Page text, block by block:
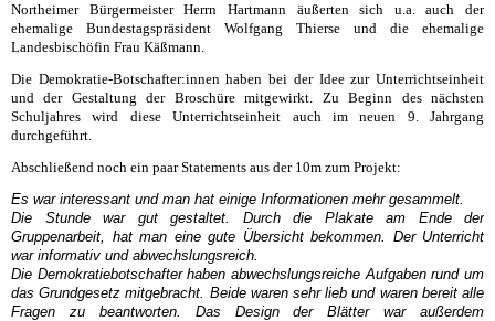
Northeimer Bürgermeister Herrn Hartmann äußerten sich u.a. auch der
ehemalige Bundestagspräsident Wolfgang Thierse und die ehemalige
Landesbischöfin Frau Käßmann.
Die Demokratie-Botschafter:innen haben bei der Idee zur Unterrichtseinheit
und der Gestaltung der Broschüre mitgewirkt. Zu Beginn des nächsten
Schuljahres wird diese Unterrichtseinheit auch im neuen 9. Jahrgang
durchgeführt.
Abschließend noch ein paar Statements aus der 10m zum Projekt:
Es war interessant und man hat einige Informationen mehr gesammelt.
Die Stunde war gut gestaltet. Durch die Plakate am Ende der
Gruppenarbeit, hat man eine gute Übersicht bekommen. Der Unterricht
war informativ und abwechslungsreich.
Die Demokratiebotschafter haben abwechslungsreiche Aufgaben rund um
das Grundgesetz mitgebracht. Beide waren sehr lieb und waren bereit alle
Fragen zu beantworten. Das Design der Blätter war außerdem